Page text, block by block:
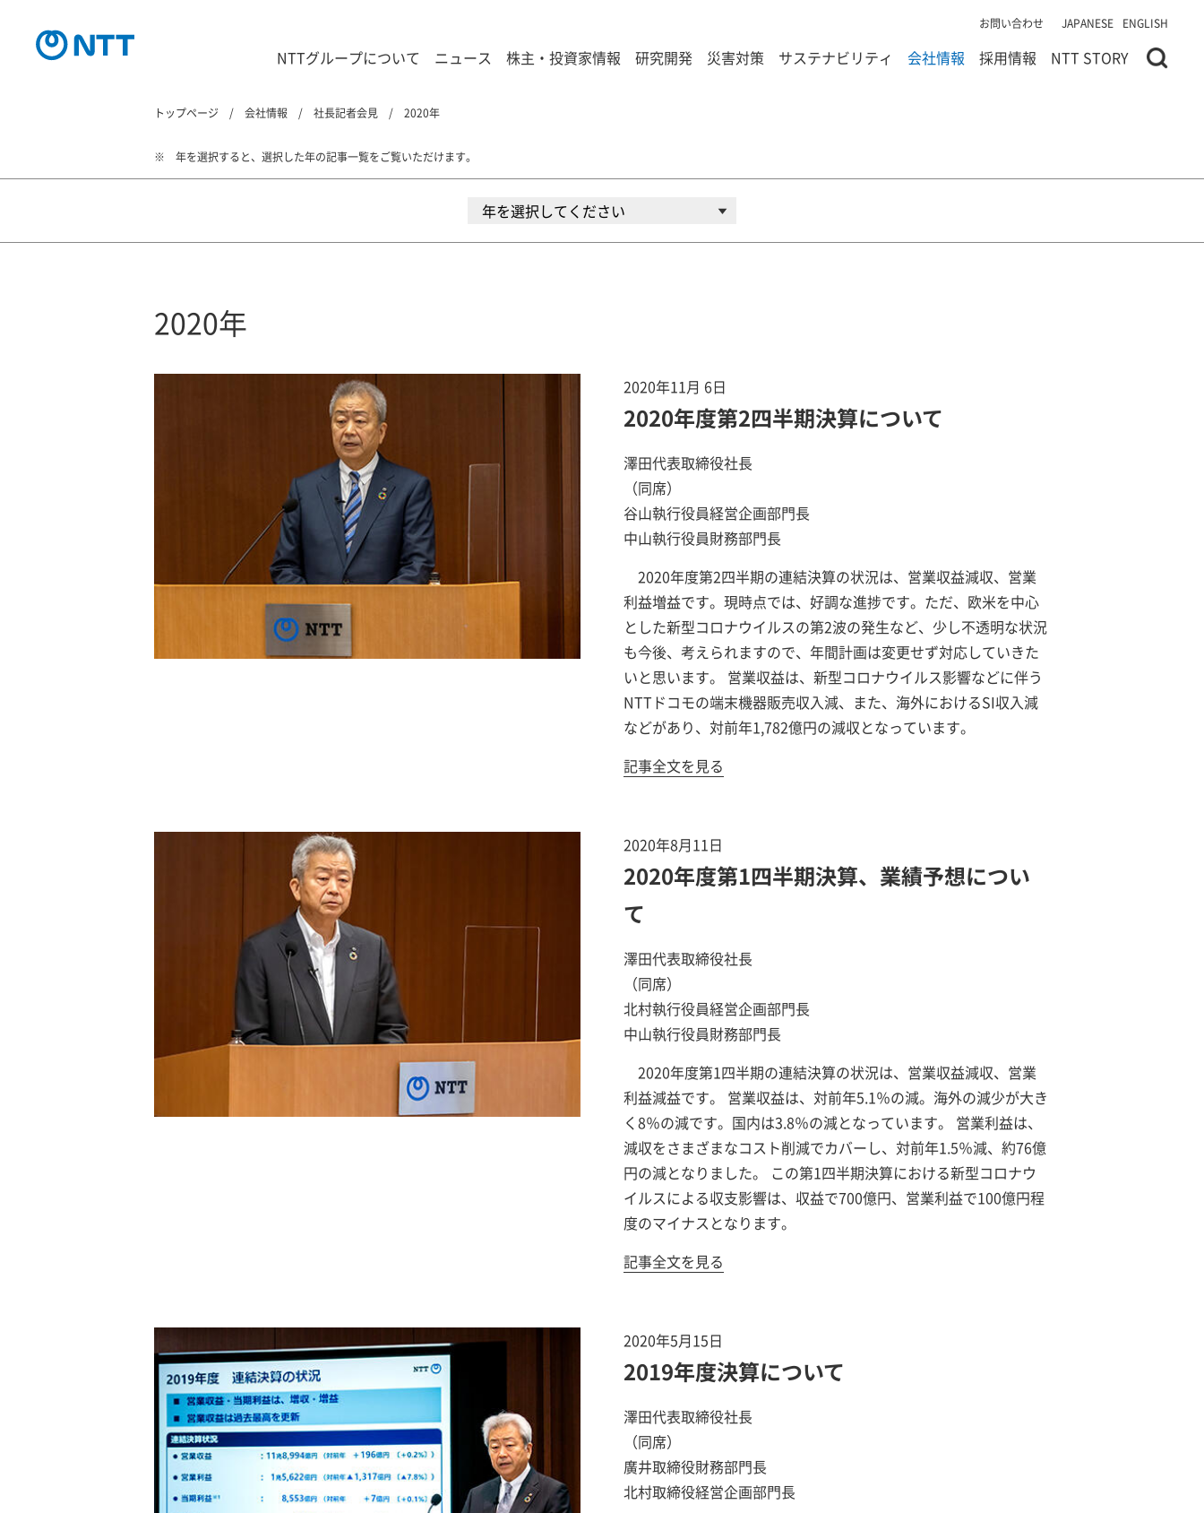
お問い合わせ JAPANESE ENGLISH
NTTグループについて ニュース 株主・投資家情報 研究開発 災害対策 サステナビリティ 会社情報 採用情報 NTT STORY
トップページ 会社情報 社長記者会見 2020年
年を選択すると、選択した年の記事一覧をご覧いただけます。
2020年
2020年11月 6日
2020年度第2四半期決算について
澤田代表取締役社長
（同席）
谷山執行役員経営企画部門長
中山執行役員財務部門長
2020年度第2四半期の連結決算の状況は、営業収益減収、営業
利益増益です。現時点では、好調な進捗です。ただ、欧米を中心
とした新型コロナウイルスの第2波の発生など、少し不透明な状況
も今後、考えられますので、年間計画は変更せず対応していきた
いと思います。 営業収益は、新型コロナウイルス影響などに伴う
NTTドコモの端末機器販売収入減、また、海外におけるSI収入減
などがあり、対前年1,782億円の減収となっています。
記事全文を見る
2020年8月11日
2020年度第1四半期決算、業績予想につい
て
澤田代表取締役社長
（同席）
北村執行役員経営企画部門長
中山執行役員財務部門長
2020年度第1四半期の連結決算の状況は、営業収益減収、営業
利益減益です。 営業収益は、対前年5.1％の減。海外の減少が大き
く8％の減です。国内は3.8％の減となっています。 営業利益は、
減収をさまざまなコスト削減でカバーし、対前年1.5％減、約76億
円の減となりました。 この第1四半期決算における新型コロナウ
イルスによる収支影響は、収益で700億円、営業利益で100億円程
度のマイナスとなります。
記事全文を見る
2020年5月15日
2019年度決算について
澤田代表取締役社長
（同席）
廣井取締役財務部門長
北村取締役経営企画部門長